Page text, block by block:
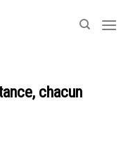
chacun